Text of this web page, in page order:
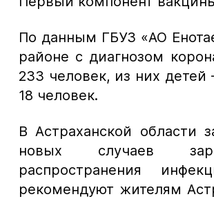
По данным ГБУЗ «АО
районе с диагнозом
233 человек, из них
18 человек.
В Астраханской области
новых случаев
распространения
рекомендуют жителям